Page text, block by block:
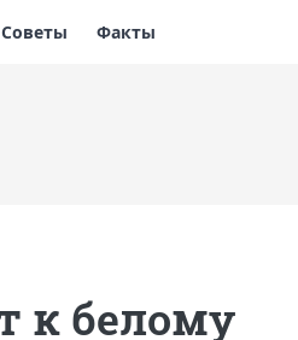
Советы Факты
к белому